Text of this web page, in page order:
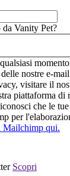
da Vanity Pet?
nostre e-
visitare il
piattaforma di
che le
per
Mailchimp qui.
Scopri